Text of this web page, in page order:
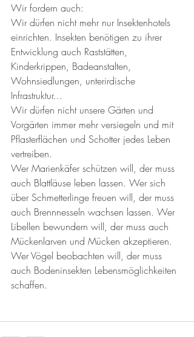
Wir fordern auch:
Wir dürfen nicht mehr nur Insektenhotels
einrichten. Insekten benötigen zu ihrer
Entwicklung auch Raststätten,
Kinderkrippen, Badeanstalten,
Wohnsiedlungen, unterirdische
Infrastruktur…
Wir dürfen nicht unsere Gärten und
Vorgärten immer mehr versiegeln und mit
Pflasterflächen und Schotter jedes Leben
vertreiben.
Wer Marienkäfer schützen will, der muss
auch Blattläuse leben lassen. Wer sich
über Schmetterlinge freuen will, der muss
auch Brennnesseln wachsen lassen. Wer
Libellen bewundern will, der muss auch
Mückenlarven und Mücken akzeptieren.
Wer Vögel beobachten will, der muss
auch Bodeninsekten Lebensmöglichkeiten
schaffen.